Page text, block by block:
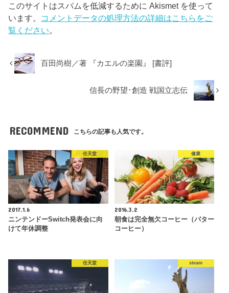
このサイトはスパムを低減するために Akismet を使って
います。 コメントデータの処理方法の詳細はこちらをご
覧ください。
百田尚樹／著 『カエルの楽園』 [書評]
信長の野望･創造 戦国立志伝
RECOMMEND こちらの記事も人気です。
任天堂
2017.1.6
ニンテンドーSwitch発表会に向
けて年休調整
健康
2016.3.2
朝食は完全無欠コーヒー（バター
コーヒー）
任天堂 steam